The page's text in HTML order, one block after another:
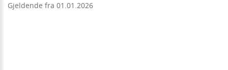
Gjeldende fra 01.01.2026